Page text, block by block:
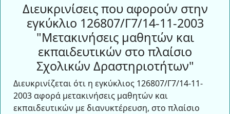
Διευκρινίσεις που αφορούν στην
εγκύκλιο 126807/Γ7/14-11-2003
"Μετακινήσεις μαθητών και
εκπαιδευτικών στο πλαίσιο
Σχολικών Δραστηριοτήτων"
Διευκρινίζεται ότι η εγκύκλιος 126807/Γ7/14-11-
2003 αφορά μετακινήσεις μαθητών και
εκπαιδευτικών με διανυκτέρευση, στο πλαίσιο